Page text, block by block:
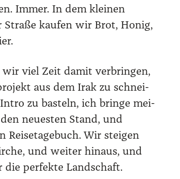
Immer. In dem klei­nen
Stra­ße kau­fen wir Brot, Honig,
viel Zeit damit ver­brin­gen,
aus dem Irak zu schnei­
zu bas­teln, ich brin­ge mei­
neu­es­ten Stand, und
Rei­se­ta­ge­buch. Wir stei­gen
und wei­ter hin­aus, und
die per­fek­te Land­schaft.